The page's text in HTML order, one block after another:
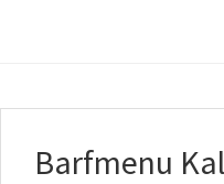
Barfmenu